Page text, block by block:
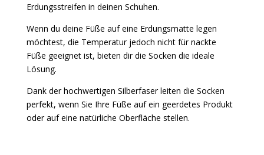
Erdungsstreifen in deinen Schuhen.
Wenn du deine Füße auf eine Erdungsmatte legen
möchtest, die Temperatur jedoch nicht für nackte
Füße geeignet ist, bieten dir die Socken die ideale
Lösung.
Dank der hochwertigen Silberfaser leiten die Socken
perfekt, wenn Sie Ihre Füße auf ein geerdetes Produkt
oder auf eine natürliche Oberfläche stellen.